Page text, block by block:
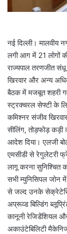
नई दिल्ली। मालवीय
लगी आग में 21 लोगों
राज्यपाल तरणजीत
खिरवार और अन्य
बैठक में मजबूत शहरी
स्ट्रक्चरल सेफ्टी के
कमिश्नर संजीव
सीलिंग, तोड़फोड़ कड़ी
आदेश दिया। एलजी
एमसीडी से रेगुलेटरी
लागू करना
सभी म्युनिसिपल जोन
से जल्द उनके
अप्रूव्ड बिल्डिंग
कानूनी रेजिडेंशियल
अकाउंटेबिलिटी